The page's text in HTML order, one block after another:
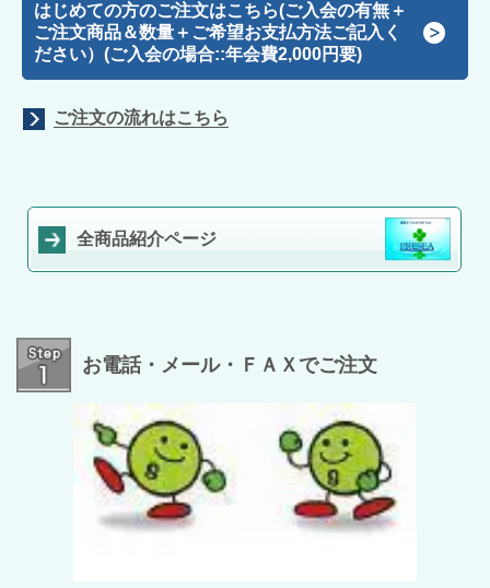
はじめての方のご注文はこちら(ご入会の有無＋
ご注文商品＆数量＋ご希望お支払方法ご記入く
ださい）(ご入会の場合::年会費2,000円要)
ご注文の流れはこちら
全商品紹介ページ
お電話・メール・ＦＡＸでご注文